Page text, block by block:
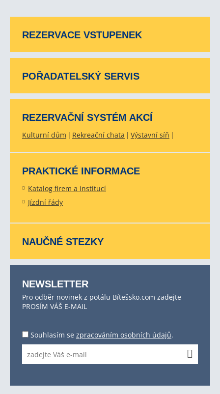
REZERVACE VSTUPENEK
POŘADATELSKÝ SERVIS
REZERVAČNÍ SYSTÉM AKCÍ
Kulturní dům Rekreační chata Výstavní síň
PRAKTICKÉ INFORMACE
Katalog firem a institucí
Jízdní řády
NAUČNÉ STEZKY
NEWSLETTER
Pro odběr novinek z potálu Bítešsko.com zadejte
PROSÍM VÁŠ E-MAIL
Souhlasím se zpracováním osobních údajů.